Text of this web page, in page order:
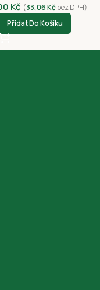
Kč (33,06Kčbez DPH)
Přidat Do Košíku